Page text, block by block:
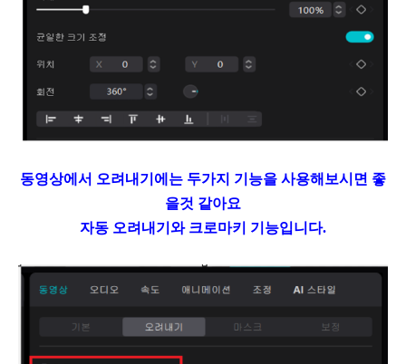
동영상에서 오려내기에는 두가지 기능을 사용해보시면 좋
을것 같아요
자동 오려내기와 크로마키 기능입니다.